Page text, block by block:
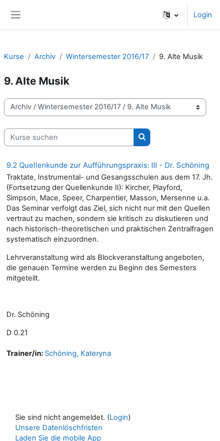
Login
Kurse Archiv Wintersemester 2016/17 9. Alte Musik
9. Alte Musik
Kursbereiche
Kurse suchen
Kurse suchen
9.2 Quellenkunde zur Aufführungspraxis: III - Dr. Schöning
Traktate, Instrumental- und Gesangsschulen aus dem 17. Jh.
(Fortsetzung der Quellenkunde II): Kircher, Playford,
Simpson, Mace, Speer, Charpentier, Masson, Mersenne u.a.
Das Seminar verfolgt das Ziel, sich nicht nur mit den Quellen
vertraut zu machen, sondern sie kritisch zu diskutieren und
nach historisch-theoretischen und praktischen Zentralfragen
systematisch einzuordnen.
Lehrveranstaltung wird als Blockveranstaltung angeboten,
die genauen Termine werden zu Beginn des Semesters
mitgeteilt.
Dr. Schöning
D 0.21
Trainer/in: Schöning, Kateryna
Sie sind nicht angemeldet. (Login)
Unsere Datenlöschfristen
Laden Sie die mobile App